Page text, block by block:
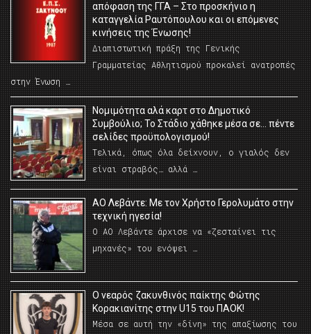
απόφαση της ΓΓΑ – Στο προσκήνιο η
καταγγελία Ραυτόπουλου και οι επόμενες
κινήσεις της Ένωσης!
Διαπιστωτική πράξη της Γενικής
Γραμματείας Αθλητισμού προκαλεί ανατροπές
στην Ένωση …
Νομιμότητα αλά καρτ στο Δημοτικό
Συμβούλιο; Το Στάδιο χάθηκε μέσα σε… πέντε
σελίδες προϋπολογισμού!
Τελικά, όπως όλα δείχνουν, ο γιαλός δεν
είναι στραβός… αλλά …
ΑΟ Λεβάντε: Με τον Χρήστο Γερολυμάτο στην
τεχνική ηγεσία!
Ο ΑΟ Λεβάντε άρχισε να «ζεσταίνει τις
μηχανές» του ενόψει …
O νεαρός ζακυνθινός παίκτης Φώτης
Κορακιανίτης στην U15 του ΠΑΟΚ!
Μέσα σε αυτή την «δίνη» της απαξίωσης του